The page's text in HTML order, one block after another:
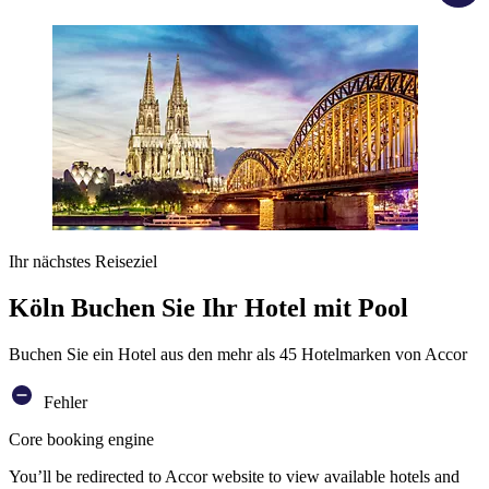
Ihr nächstes Reiseziel
Köln Buchen Sie Ihr Hotel mit Pool
Buchen Sie ein Hotel aus den mehr als 45 Hotelmarken von Accor
Fehler
Core booking engine
You’ll be redirected to Accor website to view available hotels and